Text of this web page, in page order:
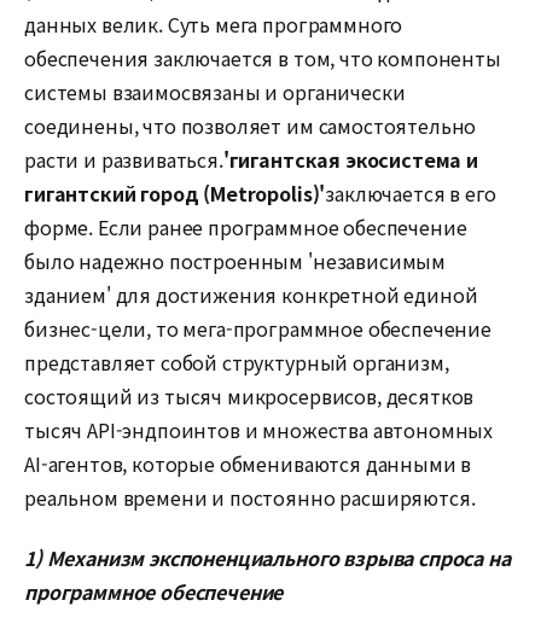
данных велик. Суть мега программного
обеспечения заключается в том, что компоненты
системы взаимосвязаны и органически
соединены, что позволяет им самостоятельно
расти и развиваться.'гигантская экосистема и
гигантский город (Metropolis)'заключается в его
форме. Если ранее программное обеспечение
было надежно построенным 'независимым
зданием' для достижения конкретной единой
бизнес-цели, то мега-программное обеспечение
представляет собой структурный организм,
состоящий из тысяч микросервисов, десятков
тысяч API-эндпоинтов и множества автономных
AI-агентов, которые обмениваются данными в
реальном времени и постоянно расширяются.
1) Механизм экспоненциального взрыва спроса на
программное обеспечение